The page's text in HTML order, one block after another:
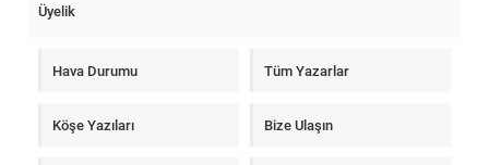
Üyelik
Hava Durumu Tüm Yazarlar
Köşe Yazıları Bize Ulaşın